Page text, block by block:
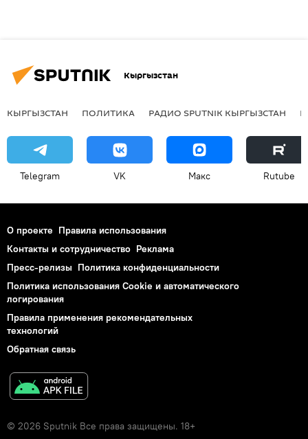
Кыргызстан
КЫРГЫЗСТАН ПОЛИТИКА РАДИО SPUTNIK КЫРГЫЗСТАН
Telegram VK Макс Rutube
О проекте Правила использования
Контакты и сотрудничество Реклама
Пресс-релизы Политика конфиденциальности
Политика использования Cookie и автоматического
логирования
Правила применения рекомендательных
технологий
Обратная связь
© 2026 Sputnik Все права защищены. 18+